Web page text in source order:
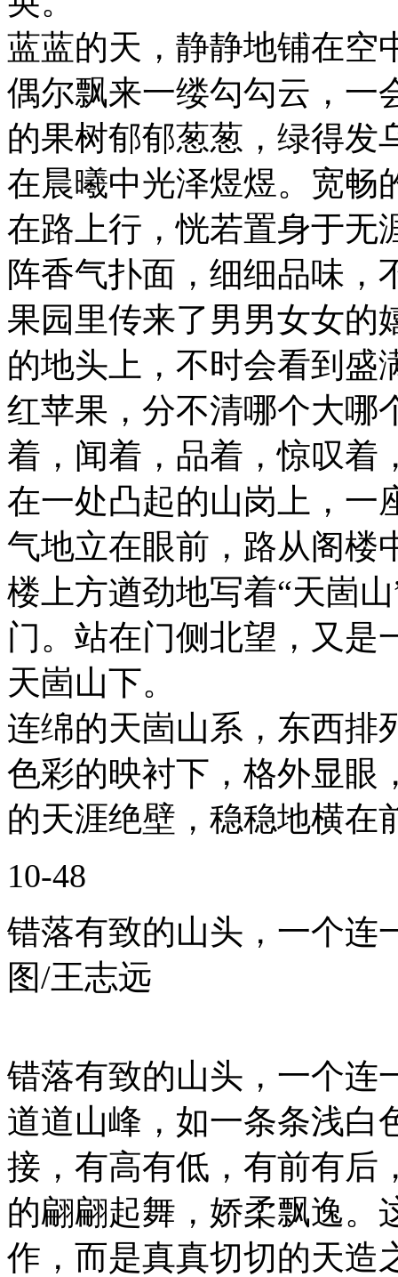
蓝蓝的天，静静地铺在空
偶尔飘来一缕勾勾云，一
的果树郁郁葱葱，绿得发
在晨曦中光泽煜煜。宽畅
在路上行，恍若置身于无
阵香气扑面，细细品味，
果园里传来了男男女女的
的地头上，不时会看到盛
红苹果，分不清哪个大哪
着，闻着，品着，惊叹着
在一处凸起的山岗上，一
气地立在眼前，路从阁楼
楼上方遒劲地写着“天崮
门。站在门侧北望，又是
天崮山下。
连绵的天崮山系，东西排
色彩的映衬下，格外显眼
的天涯绝壁，稳稳地横在
10-48
错落有致的山头，一个
图/王志远
错落有致的山头，一个连
道道山峰，如一条条浅白
接，有高有低，有前有后
的翩翩起舞，娇柔飘逸。
作，而是真真切切的天造